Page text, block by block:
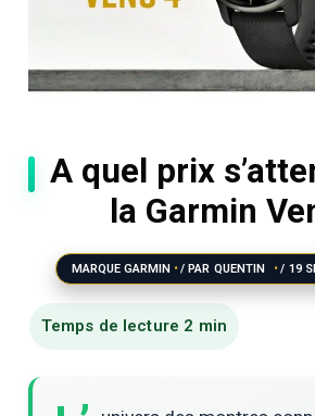
A quel prix
la Garmin
MARQUE GARMIN / PAR QUENTIN / 19